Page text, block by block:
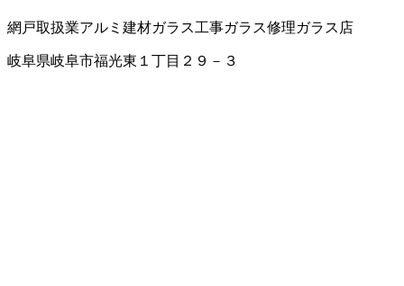
網戸取扱業アルミ建材ガラス工事ガラス修理ガラス店
岐阜県岐阜市福光東１丁目２９－３